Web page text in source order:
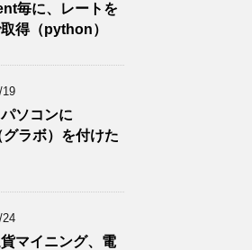
毎に、レートを
得（python）
19
ソコンに
ラボ）を付けた
24
マイニング、電